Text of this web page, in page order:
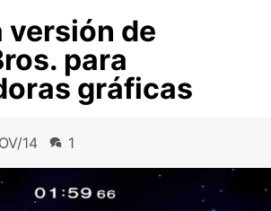
versión de
para
gráficas
14 1